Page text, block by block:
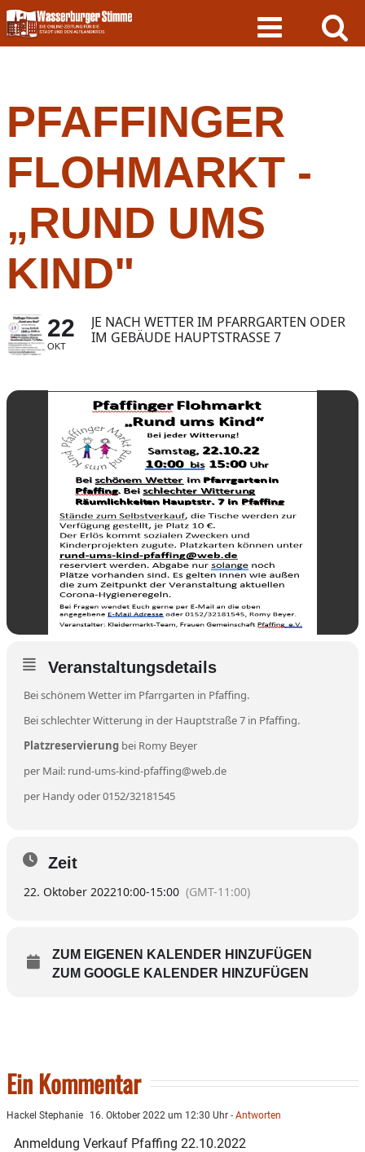
Skip
to
content
PFAFFINGER
FLOHMARKT -
„RUND UMS
KIND"
22
OKT
JE NACH WETTER IM PFARRGARTEN ODER
IM GEBÄUDE HAUPTSTRASSE 7
Veranstaltungsdetails
Bei schönem Wetter im Pfarrgarten in Pfaffing.
Bei schlechter Witterung in der Hauptstraße 7 in Pfaffing.
Platzreservierung bei Romy Beyer
per Mail: rund-ums-kind-pfaffing@web.de
per Handy oder 0152/32181545
Zeit
22. Oktober 202210:00-15:00 (GMT-11:00)
ZUM EIGENEN KALENDER HINZUFÜGEN
ZUM GOOGLE KALENDER HINZUFÜGEN
Ein Kommentar
Hackel Stephanie 16. Oktober 2022 um 12:30 Uhr - Antworten
Anmeldung Verkauf Pfaffing 22.10.2022